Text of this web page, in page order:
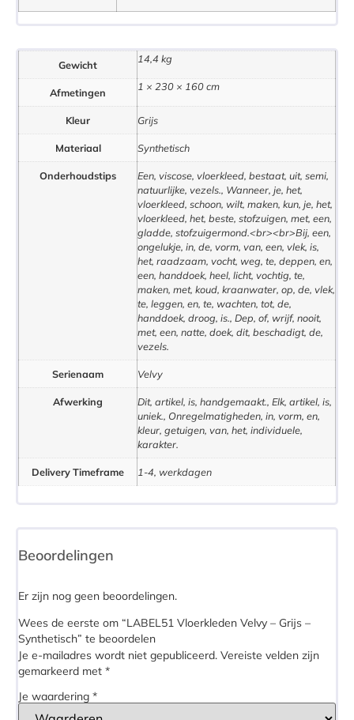
Gewicht 14,4 kg
Afmetingen 1 × 230 × 160 cm
Kleur Grijs
Materiaal Synthetisch
Onderhoudstips
Een, viscose, vloerkleed, bestaat, uit, semi,
natuurlijke, vezels., Wanneer, je, het,
vloerkleed, schoon, wilt, maken, kun, je, het,
vloerkleed, het, beste, stofzuigen, met, een,
gladde, stofzuigermond.<br><br>Bij, een,
ongelukje, in, de, vorm, van, een, vlek, is,
het, raadzaam, vocht, weg, te, deppen, en,
een, handdoek, heel, licht, vochtig, te,
maken, met, koud, kraanwater, op, de, vlek,
te, leggen, en, te, wachten, tot, de,
handdoek, droog, is., Dep, of, wrijf, nooit,
met, een, natte, doek, dit, beschadigt, de,
vezels.
Serienaam Velvy
Afwerking
Dit, artikel, is, handgemaakt., Elk, artikel, is,
uniek., Onregelmatigheden, in, vorm, en,
kleur, getuigen, van, het, individuele,
karakter.
Delivery Timeframe 1-4, werkdagen
Beoordelingen
Er zijn nog geen beoordelingen.
Wees de eerste om “LABEL51 Vloerkleden Velvy – Grijs –
Synthetisch” te beoordelen
Je e-mailadres wordt niet gepubliceerd. Vereiste velden zijn
gemarkeerd met *
Je waardering *